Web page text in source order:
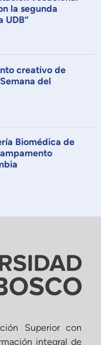
la segunda
UDB”
creativo de
del
Biomédica de
Superior con
integral de